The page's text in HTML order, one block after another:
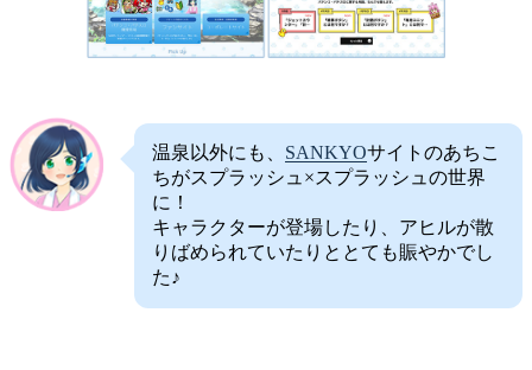
温泉以外にも、 SANKYOサイトのあちこ
ちがスプラッシュ×スプラッシュの世界
に！
キャラクターが登場したり、アヒルが散
りばめられていたりととても賑やかでし
た♪